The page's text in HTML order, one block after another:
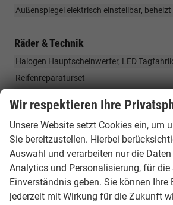
Außenspiegel elektrisch einstellbar, beheizt
Räder & Technik
Halogen Hauptscheinwerfer, LED
Reifenreparaturset
Sonstiges
ähnlich Active
» Kurzfristige Herstelleränderungen und
Vorbehalt (ohne Gewähr).
» Die angegebenen Verbrauchswerte
Wir respektieren Ihre
Unsere Website setzt Cookies ein, um
Sie bereitzustellen. Hierbei
Auswahl und verarbeiten nur die
Analytics und Personalisierung, für die
Einverständnis geben. Sie können Ihre
jederzeit mit Wirkung für die Zukunft